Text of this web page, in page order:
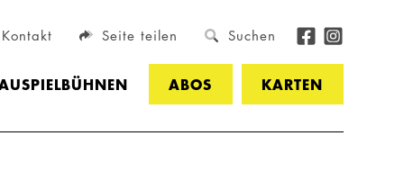
Kontakt Seite teilen Suchen
ABOS KARTEN